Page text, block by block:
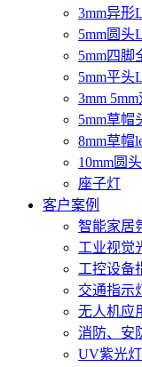
3mm异形
5mm圆头
5mm四脚
5mm平头
3mm
5mm草帽
8mm草帽
10mm圆
座子灯
客户案例
智能家居
工业视觉
工控设备
交通指示
无人机应
消防、安
UV紫光